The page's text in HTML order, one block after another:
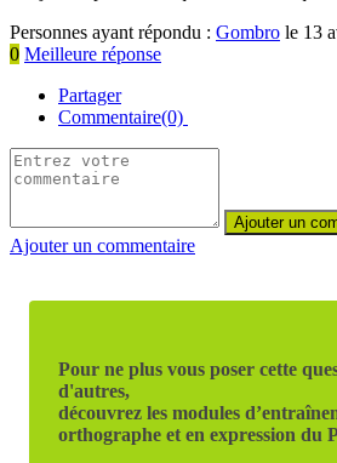
Personnes ayant répondu : Gombro le 13
0 Meilleure réponse
Partager
Commentaire(0)
Ajouter un commentaire
Pour ne plus vous poser cette
d'autres,
découvrez les modules
orthographe et en expression du